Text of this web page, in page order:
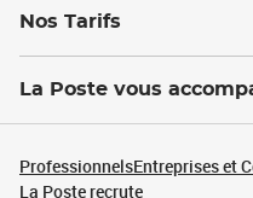
Nos Tarifs
La Poste vous
ProfessionnelsEntreprises et
La Poste recrute